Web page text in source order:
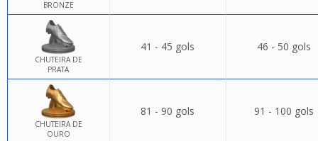
BRONZE
CHUTEIRA DE
PRATA
41 - 45 gols 46 - 50 gols
CHUTEIRA DE
OURO
81 - 90 gols 91 - 100 gols